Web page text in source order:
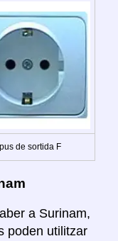
de sortida F
a Surinam,
poden utilitzar